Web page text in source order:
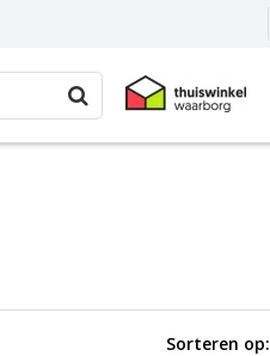
Sorteren op: